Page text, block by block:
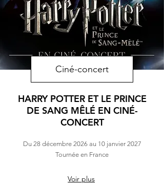
Ciné-concert
HARRY POTTER ET LE PRINCE
DE SANG MÊLÉ EN CINÉ-
CONCERT
Du 28 décembre 2026 au 10 janvier 2027
Tournée en France
Voir plus